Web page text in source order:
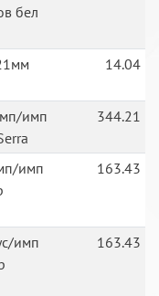
бел
14.04
имп
344.21
имп
163.43
имп
163.43